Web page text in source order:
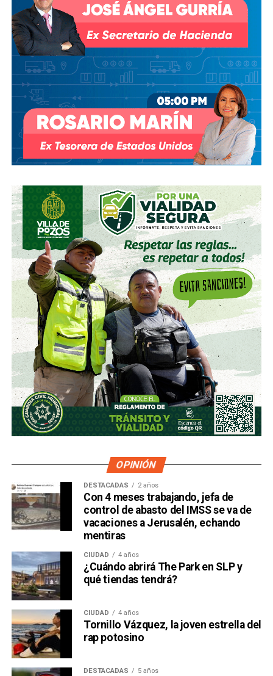
OPINIÓN
DESTACADAS 2 años
Con 4 meses trabajando, jefa de
control de abasto del IMSS se va de
vacaciones a Jerusalén, echando
mentiras
CIUDAD 4 años
¿Cuándo abrirá The Park en SLP y
qué tiendas tendrá?
CIUDAD 4 años
Tornillo Vázquez, la joven estrella del
rap potosino
DESTACADAS 5 años